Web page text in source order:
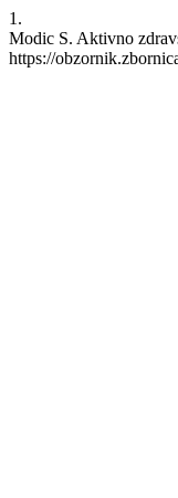
1.
Modic S. Aktivno
https://